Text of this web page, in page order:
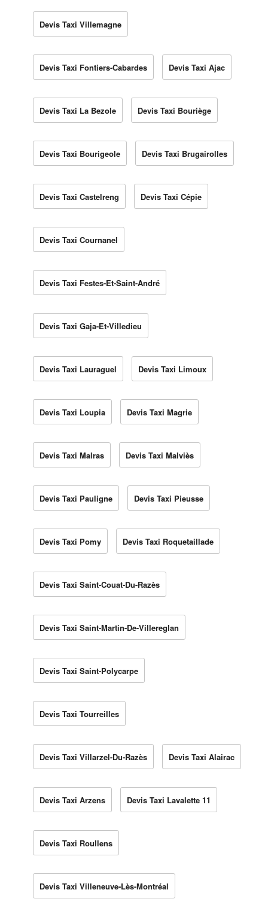
Devis Taxi Villemagne
Devis Taxi Fontiers-Cabardes Devis Taxi Ajac
Devis Taxi La Bezole Devis Taxi Bouriège
Devis Taxi Bourigeole Devis Taxi Brugairolles
Devis Taxi Castelreng Devis Taxi Cépie
Devis Taxi Cournanel
Devis Taxi Festes-Et-Saint-André
Devis Taxi Gaja-Et-Villedieu
Devis Taxi Lauraguel Devis Taxi Limoux
Devis Taxi Loupia Devis Taxi Magrie
Devis Taxi Malras Devis Taxi Malviès
Devis Taxi Pauligne Devis Taxi Pieusse
Devis Taxi Pomy Devis Taxi Roquetaillade
Devis Taxi Saint-Couat-Du-Razès
Devis Taxi Saint-Martin-De-Villereglan
Devis Taxi Saint-Polycarpe
Devis Taxi Tourreilles
Devis Taxi Villarzel-Du-Razès Devis Taxi Alairac
Devis Taxi Arzens Devis Taxi Lavalette 11
Devis Taxi Roullens
Devis Taxi Villeneuve-Lès-Montréal